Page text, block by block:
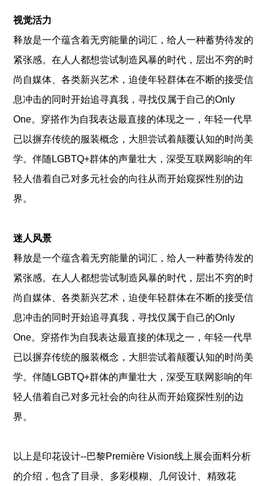
视觉活力
释放是一个蕴含着无穷能量的词汇，给人一种蓄势待发的
紧张感。在人人都想尝试制造风暴的时代，层出不穷的时
尚自媒体、各类新兴艺术，迫使年轻群体在不断的接受信
息冲击的同时开始追寻真我，寻找仅属于自己的Only
One。穿搭作为自我表达最直接的体现之一，年轻一代早
已以摒弃传统的服装概念，大胆尝试着颠覆认知的时尚美
学。伴随LGBTQ+群体的声量壮大，深受互联网影响的年
轻人借着自己对多元社会的向往从而开始窥探性别的边
界。
迷人风景
释放是一个蕴含着无穷能量的词汇，给人一种蓄势待发的
紧张感。在人人都想尝试制造风暴的时代，层出不穷的时
尚自媒体、各类新兴艺术，迫使年轻群体在不断的接受信
息冲击的同时开始追寻真我，寻找仅属于自己的Only
One。穿搭作为自我表达最直接的体现之一，年轻一代早
已以摒弃传统的服装概念，大胆尝试着颠覆认知的时尚美
学。伴随LGBTQ+群体的声量壮大，深受互联网影响的年
轻人借着自己对多元社会的向往从而开始窥探性别的边
界。
以上是印花设计--巴黎Première Vision线上展会面料分析
的介绍，包含了 目录、 多彩模糊、 几何设计、精致花